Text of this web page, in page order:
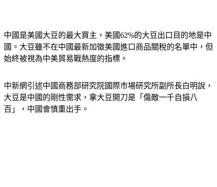
中國是美國大豆的最大買主，美國62%的大豆出口目的地是中
國。大豆雖不在中國最新加徵美國進口商品關稅的名單中，但
始終被視為中美貿易戰熱度的指標。
中新網引述中國商務部研究院國際市場研究所副所長白明說，
大豆是中國的剛性需求，拿大豆開刀是「傷敵一千自損八
百」，中國會慎重出手。